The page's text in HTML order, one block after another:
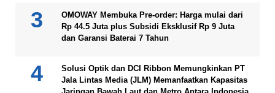
OMOWAY Membuka Pre-order: Harga mulai dari
Rp 44.5 Juta plus Subsidi Eksklusif Rp 9 Juta
dan Garansi Baterai 7 Tahun
Solusi Optik dan DCI Ribbon Memungkinkan PT
Jala Lintas Media (JLM) Memanfaatkan Kapasitas